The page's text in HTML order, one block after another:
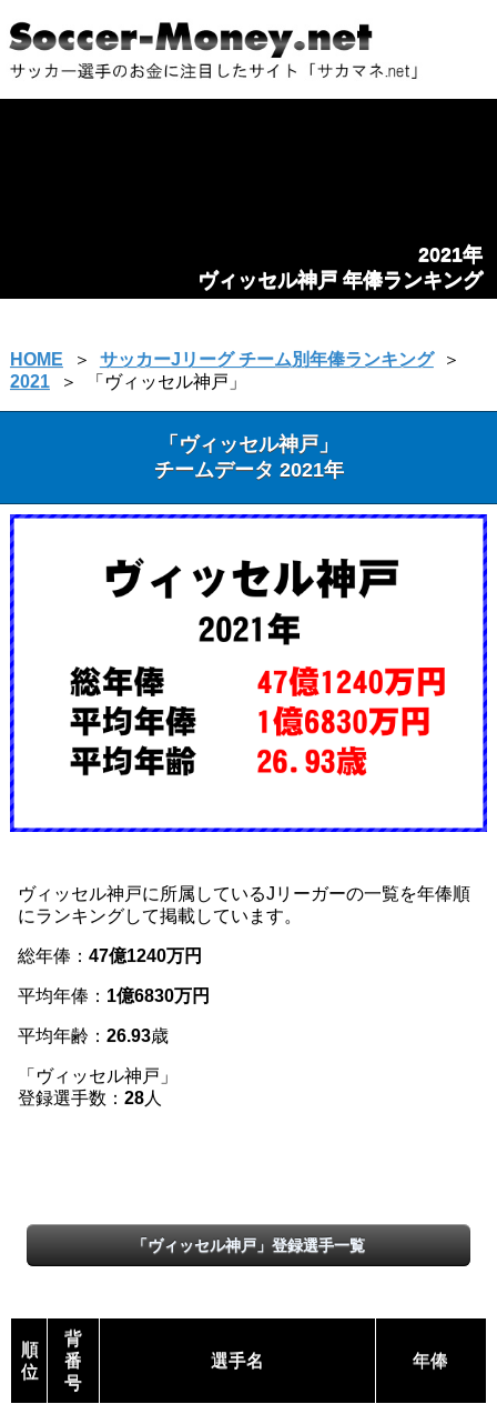
2021年
ヴィッセル神戸 年俸ランキング
HOME ＞ サッカーJリーグ チーム別年俸ランキング
＞
2021
＞ 「ヴィッセル神戸」
「ヴィッセル神戸」
チームデータ 2021年
ヴィッセル神戸に所属しているJリーガーの一覧を年俸順
にランキングして掲載しています。
総年俸： 47億1240万円
平均年俸： 1億6830万円
平均年齢： 26.93歳
「ヴィッセル神戸」
登録選手数： 28人
「ヴィッセル神戸」登録選手一覧
順
位
背
番
号
選手名 年俸